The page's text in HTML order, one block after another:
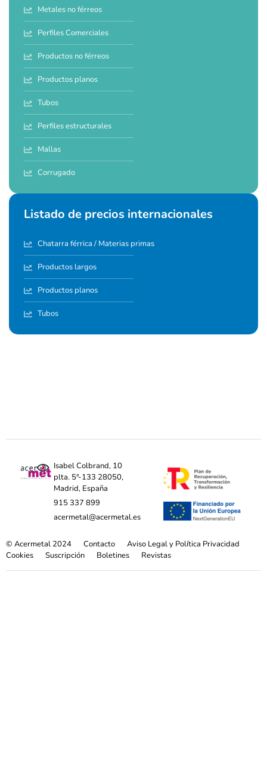
Metales no férreos
Perfiles Comerciales
Productos no férreos
Productos planos
Tubos
Perfiles estructurales
Mallas
Corrugado
Listado de precios internacionales
Chatarra férrica / Materias primas
Productos largos
Productos planos
Tubos
Isabel Colbrand, 10
plta. 5ª-133 28050,
Madrid, España
915 337 899
acermetal@acermetal.es
© Acermetal 2024 Contacto
Aviso Legal y Política Privacidad
Cookies
Suscripción Boletines Revistas